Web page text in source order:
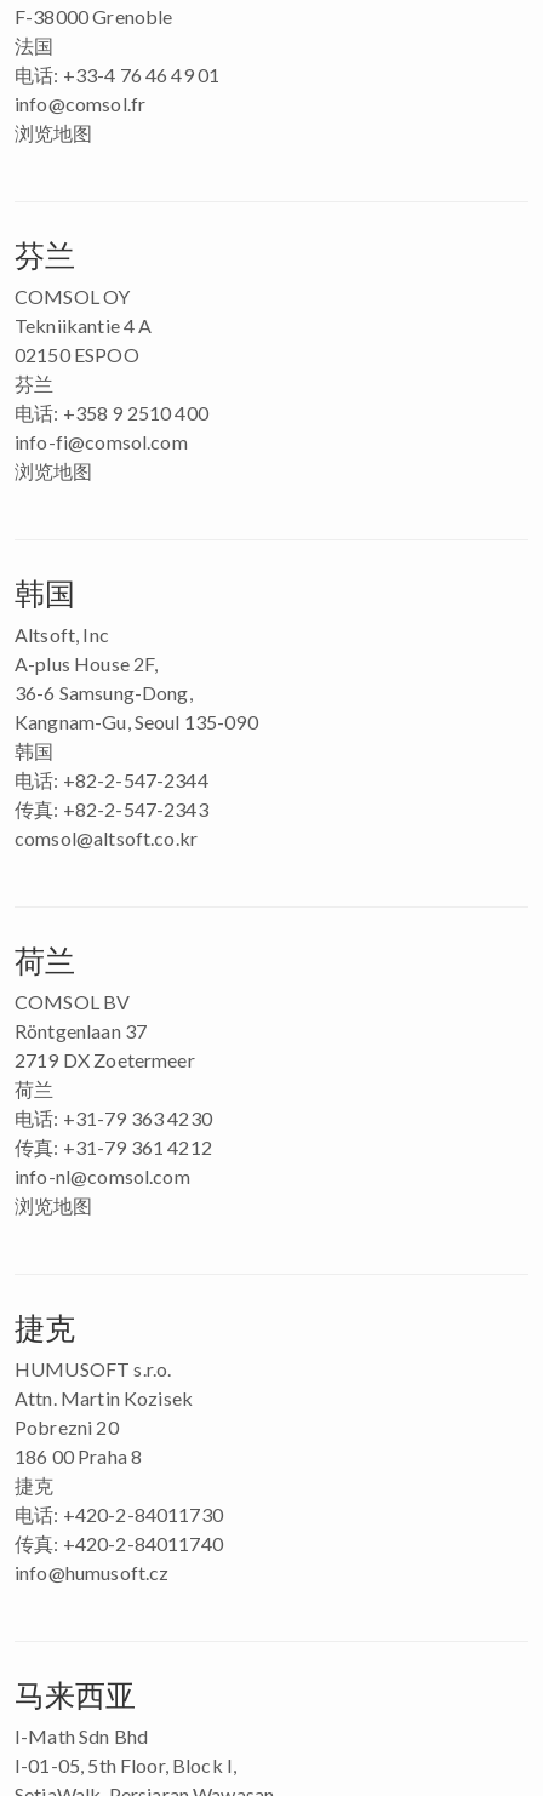
F-38000 Grenoble
法国
电话: +33-4 76 46 49 01
info@comsol.fr
浏览地图
芬兰
COMSOL OY
Tekniikantie 4 A
02150 ESPOO
芬兰
电话: +358 9 2510 400
info-fi@comsol.com
浏览地图
韩国
Altsoft, Inc
A-plus House 2F,
36-6 Samsung-Dong,
Kangnam-Gu, Seoul 135-090
韩国
电话: +82-2-547-2344
传真: +82-2-547-2343
comsol@altsoft.co.kr
荷兰
COMSOL BV
Röntgenlaan 37
2719 DX Zoetermeer
荷兰
电话: +31-79 363 4230
传真: +31-79 361 4212
info-nl@comsol.com
浏览地图
捷克
HUMUSOFT s.r.o.
Attn. Martin Kozisek
Pobrezni 20
186 00 Praha 8
捷克
电话: +420-2-84011730
传真: +420-2-84011740
info@humusoft.cz
马来西亚
I-Math Sdn Bhd
I-01-05, 5th Floor, Block I,